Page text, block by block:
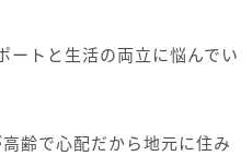
ートと生活の両立に悩んでい
齢で心配だから地元に住み